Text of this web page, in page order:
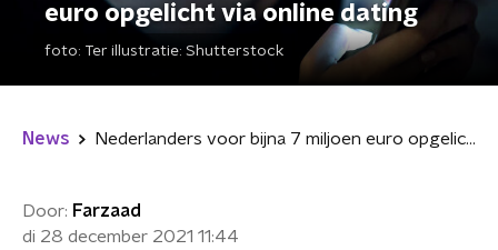
euro opgelicht via online dating
foto: Ter illustratie: Shutterstock
News Nederlanders voor bijna 7 miljoen euro opgelicht via online dating
Door: Farzaad
di 28 december 2021 11:44